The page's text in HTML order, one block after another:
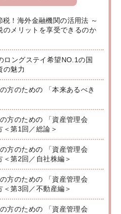
！海外金融機関の活用法 ～
のメリットを享受できるのか
ングステイ希望NO.1の国
の魅力
方のための 「本来あるべき
方のための 「資産管理会
＜第1回／総論＞
方のための 「資産管理会
第2回／自社株編＞
方のための 「資産管理会
第3回／不動産編＞
方のための 「資産管理会